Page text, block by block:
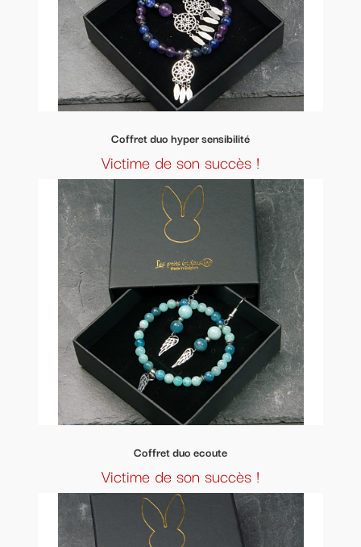
Coffret duo hyper sensibilité
Victime de son succès !
Coffret duo ecoute
Victime de son succès !